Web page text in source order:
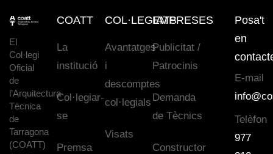
El
Col·legi
Oficial
de
l’Arquitectura
Tècnica
de
Tarragona
(COATT)
COATT
La
institució
Col·legiar-
se
Premsa
COL·LEGIATS
Avantatges
i
descomptes
col·legials
Visats
EMPRESES
Publicitat /
Patrocinis
Demanda
de Tècnics
Constructor
Posa't
en
E-mail
Telèfon
977